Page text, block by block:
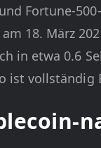
Fortune-
18. März
in etwa 0.6
ist